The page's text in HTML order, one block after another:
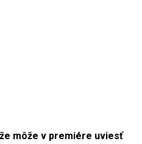
môže v premiére uviesť